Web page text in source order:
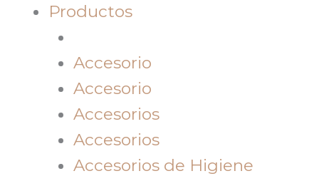
Productos
Accesorio
Accesorio
Accesorios
Accesorios
Accesorios de Higiene